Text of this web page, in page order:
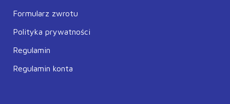
Formularz zwrotu
Polityka prywatności
Regulamin
Regulamin konta